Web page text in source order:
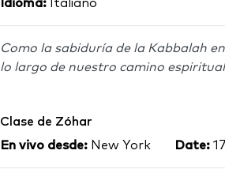
Idioma: Italiano
Como la sabiduría de la Kabbalah
lo largo de nuestro camino
Clase de Zóhar
En vivo desde: New York Date: